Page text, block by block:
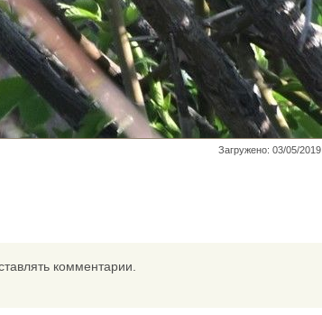
Загружено: 03/05/2019
комментарии.